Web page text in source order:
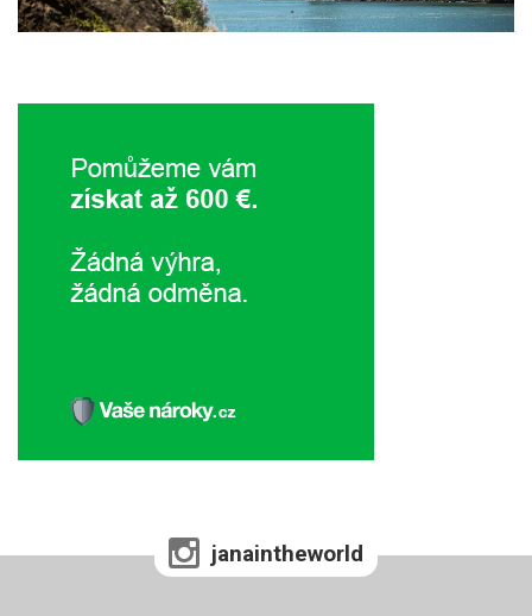
janaintheworld